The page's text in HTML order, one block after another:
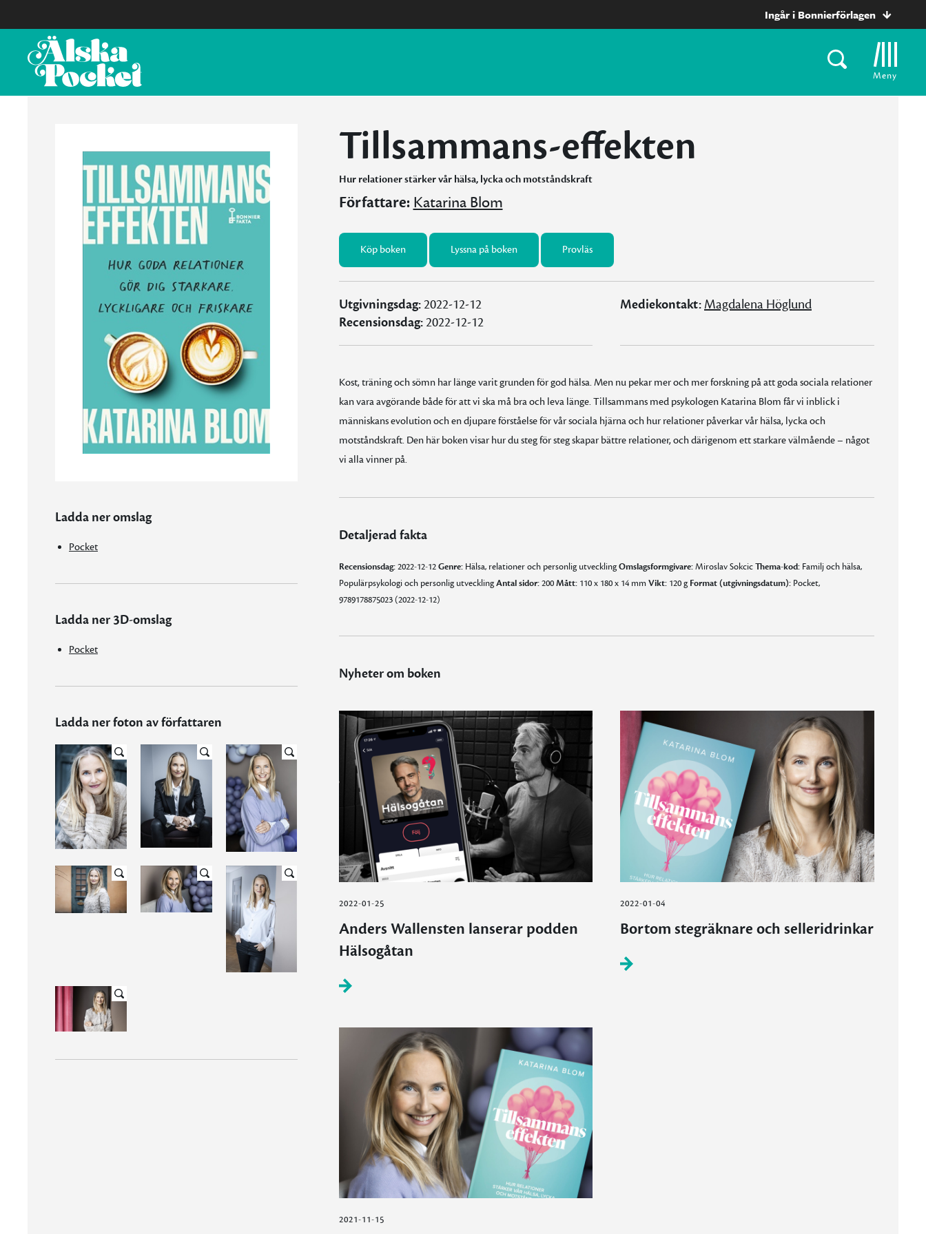
Ingår i Bonnierförlagen
Meny
Ladda ner omslag
Pocket
Ladda ner 3D-omslag
Pocket
Ladda ner foton av författaren
Tillsammans-effekten
Hur relationer stärker vår hälsa, lycka och motståndskraft
Författare: Katarina Blom
Köp boken Lyssna på boken Provläs
Utgivningsdag:2022-12-12
Recensionsdag:2022-12-12
Mediekontakt:Magdalena Höglund
Kost, träning och sömn har länge varit grunden för god hälsa. Men nu pekar mer och mer forskning på att goda sociala relationer
kan vara avgörande både för att vi ska må bra och leva länge. Tillsammans med psykologen Katarina Blom får vi inblick i
människans evolution och en djupare förståelse för vår sociala hjärna och hur relationer påverkar vår hälsa, lycka och
motståndskraft. Den här boken visar hur du steg för steg skapar bättre relationer, och därigenom ett starkare välmående – något
vi alla vinner på.
Detaljerad fakta
Recensionsdag:2022-12-12Genre:Hälsa, relationer och personlig utvecklingOmslagsformgivare:Miroslav SokcicThema-kod:Familj och hälsa,
Populärpsykologi och personlig utvecklingAntal sidor:200Mått:110 x 180 x 14 mmVikt:120 g Format (utgivningsdatum):Pocket,
9789178875023 (2022-12-12)
Nyheter om boken
2022-01-25
Anders Wallensten lanserar podden
Hälsogåtan
2022-01-04
Bortom stegräknare och selleridrinkar
2021-11-15